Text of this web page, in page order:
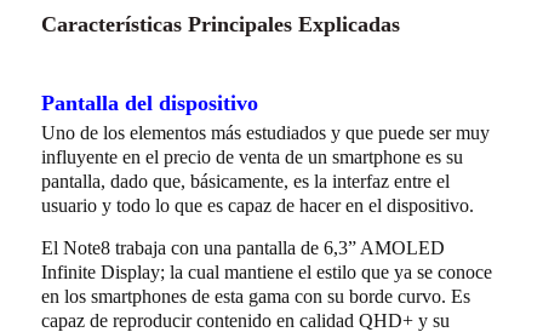
Características Principales Explicadas
Pantalla del dispositivo
Uno de los elementos más estudiados y que puede ser muy
influyente en el precio de venta de un smartphone es su
pantalla, dado que, básicamente, es la interfaz entre el
usuario y todo lo que es capaz de hacer en el dispositivo.
El Note8 trabaja con una pantalla de 6,3” AMOLED
Infinite Display; la cual mantiene el estilo que ya se conoce
en los smartphones de esta gama con su borde curvo. Es
capaz de reproducir contenido en calidad QHD+ y su